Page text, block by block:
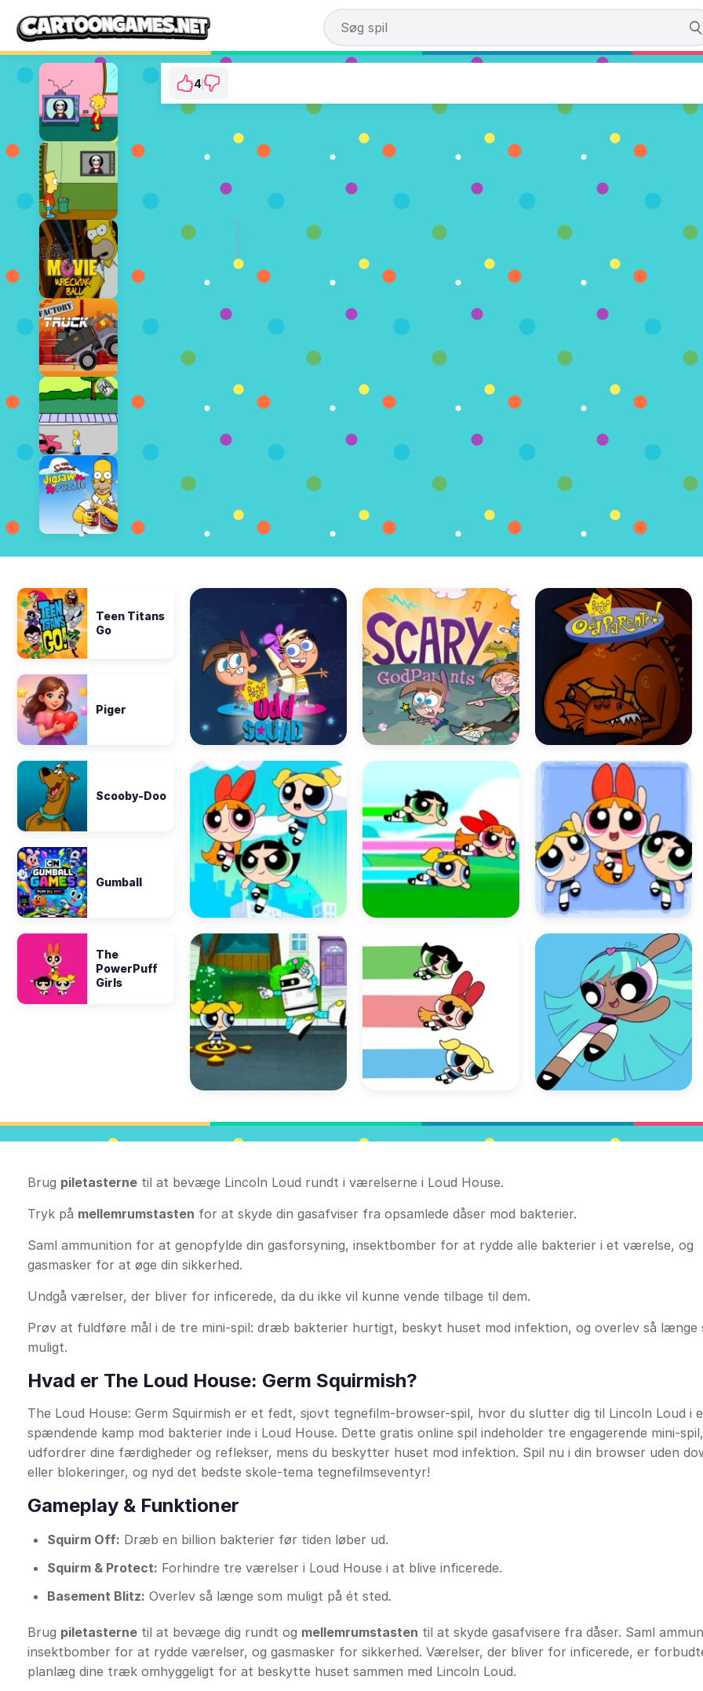
⭐ 80% (5 Stemmer)
SPIL NU
4
ANNONCE
Teen Titans
Go
Piger
Scooby-Doo
Gumball
The
PowerPuff
Girls
Brug piletasterne til at bevæge Lincoln Loud rundt i værelserne i Loud House.
Tryk på mellemrumstasten for at skyde din gasafviser fra opsamlede dåser mod bakterier.
Saml ammunition for at genopfylde din gasforsyning, insektbomber for at rydde alle bakterier i et værelse, og
gasmasker for at øge din sikkerhed.
Undgå værelser, der bliver for inficerede, da du ikke vil kunne vende tilbage til dem.
Prøv at fuldføre mål i de tre mini-spil: dræb bakterier hurtigt, beskyt huset mod infektion, og overlev så længe
muligt.
Hvad er The Loud House: Germ Squirmish?
The Loud House: Germ Squirmish er et fedt, sjovt tegnefilm-browser-spil, hvor du slutter dig til Lincoln Loud i
spændende kamp mod bakterier inde i Loud House. Dette gratis online spil indeholder tre engagerende mini-
udfordrer dine færdigheder og reflekser, mens du beskytter huset mod infektion. Spil nu i din browser uden
eller blokeringer, og nyd det bedste skole-tema tegnefilmseventyr!
Gameplay & Funktioner
Squirm Off: Dræb en billion bakterier før tiden løber ud.
Squirm & Protect: Forhindre tre værelser i Loud House i at blive inficerede.
Basement Blitz: Overlev så længe som muligt på ét sted.
Brug piletasterne til at bevæge dig rundt og mellemrumstasten til at skyde gasafvisere fra dåser. Saml
insektbomber for at rydde værelser, og gasmasker for sikkerhed. Værelser, der bliver for inficerede, er
planlæg dine træk omhyggeligt for at beskytte huset sammen med Lincoln Loud.